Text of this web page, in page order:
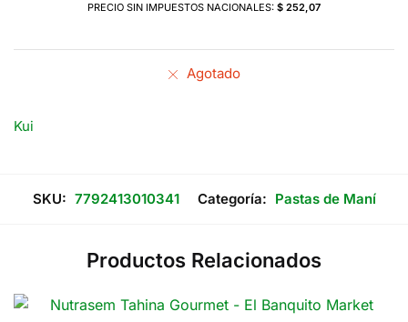
PRECIO SIN IMPUESTOS NACIONALES: $ 252,07
Agotado
Kui
SKU: 7792413010341 Categoría: Pastas de Maní
Productos Relacionados